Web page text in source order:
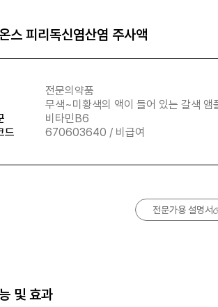
스 피리독신염산염 주사액
전문의약품
무색~미황색의 액이 들어 있는 갈색 앰
비타민B6
드
670603640 / 비급여
전문가용 설명서
및 효과